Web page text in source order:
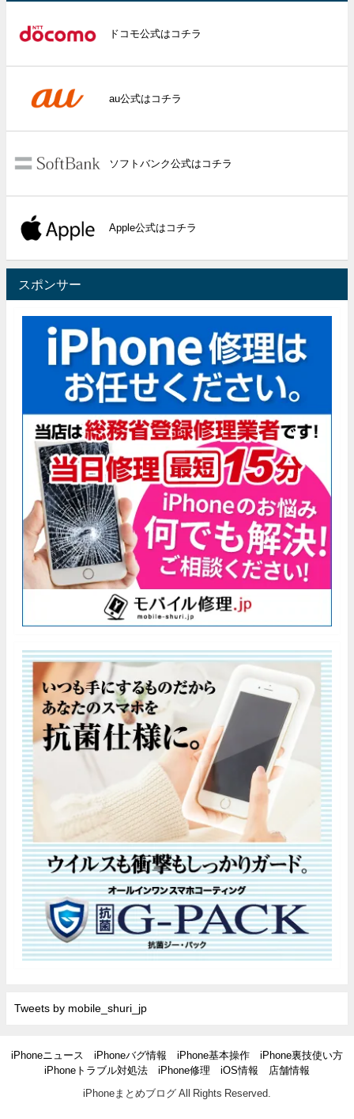
ドコモ公式はコチラ
au公式はコチラ
ソフトバンク公式はコチラ
Apple公式はコチラ
スポンサー
Tweets by mobile_shuri_jp
iPhoneニュース iPhoneバグ情報 iPhone基本操作
iPhone裏技使い方
iPhoneトラブル対処法
iPhone修理 iOS情報 店舗情報
iPhoneまとめブログ All Rights Reserved.